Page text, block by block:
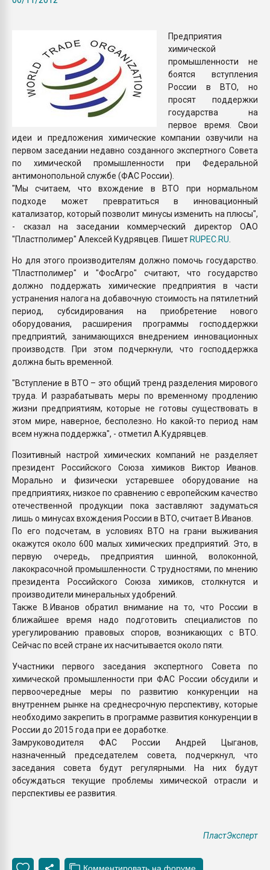
ПЕРЕЙТИ НА
Предприятия
химической
промышленности не
боятся вступления
России в ВТО, но
просят поддержки
государства на
первое время. Свои
идеи и предложения химические компании озвучили на
первом заседании недавно созданного экспертного Совета
по химической промышленности при Федеральной
антимонопольной службе (ФАС России).
"Мы считаем, что вхождение в ВТО при нормальном
подходе может превратиться в инновационный
катализатор, который позволит минусы изменить на плюсы",
- сказал на заседании коммерческий директор ОАО
"Пластполимер" Алексей Кудрявцев. ПишетRUPEC.RU
Но для этого производителям должно помочь государство.
"Пластполимер" и "ФосАгро" считают, что государство
должно поддержать химические предприятия в части
устранения налога на добавочную стоимость на пятилетний
период, субсидирования на приобретение нового
оборудования, расширения программы господдержки
предприятий, занимающихся внедрением инновационных
производств. При этом подчеркнули, что господдержка
должна быть временной.
"Вступление в ВТО – это общий тренд разделения мирового
труда. И разрабатывать меры по временному продлению
жизни предприятиям, которые не готовы существовать в
этом мире, наверное, бесполезно. Но какой-то период нам
всем нужна поддержка", - отметил А.Кудрявцев.
Позитивный настрой химических компаний не разделяет
президент Российского Союза химиков Виктор Иванов.
Морально и физически устаревшее оборудование на
предприятиях, низкое по сравнению с европейским качество
отечественной продукции пока заставляют задуматься
лишь о минусах вхождения России в ВТО, считает В.Иванов.
По его подсчетам, в условиях ВТО на грани выживания
окажутся около 600 малых химических предприятий. Это, в
первую очередь, предприятия шинной, волоконной,
лакокрасочной промышленности. С трудностями, по мнению
президента Российского Союза химиков, столкнутся и
производители минеральных удобрений.
Также В.Иванов обратил внимание на то, что России в
ближайшее время надо подготовить специалистов по
урегулированию правовых споров, возникающих с ВТО.
Сейчас по всей стране их насчитывается около пяти.
Участники первого заседания экспертного Совета по
химической промышленности при ФАС России обсудили и
первоочередные меры по развитию конкуренции на
внутреннем рынке на среднесрочную перспективу, которые
необходимо закрепить в программе развития конкуренции в
России до 2015 года при ее доработке.
Замруководителя ФАС России Андрей Цыганов,
назначенный председателем совета, подчеркнул, что
заседания совета будут регулярными. На них будут
обсуждаться текущие проблемы химической отрасли и
перспективы ее развития.
ПластЭксперт